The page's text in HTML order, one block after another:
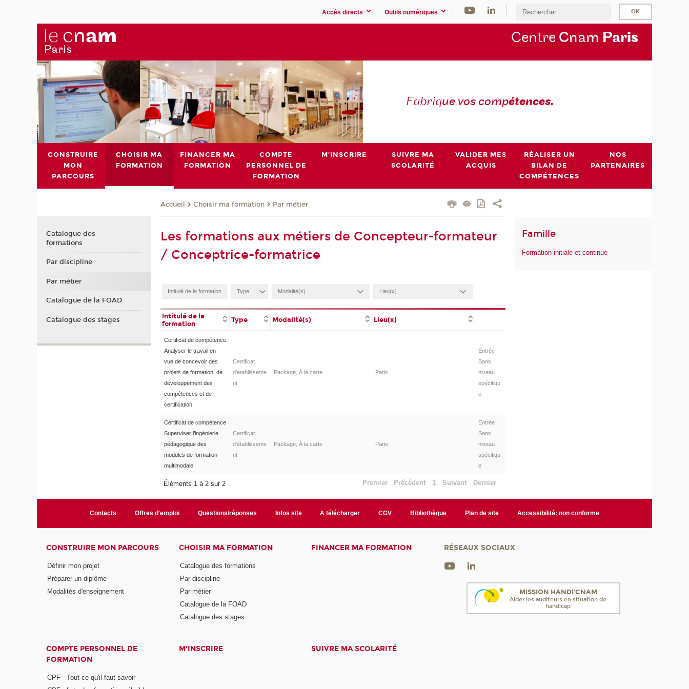
Accès directs Outils numériques
Centre Cnam Paris
Fabrique vos compétences.
CONSTRUIRE
MON
PARCOURS
CHOISIR MA
FORMATION
FINANCER MA
FORMATION
COMPTE
PERSONNEL DE
FORMATION
M'INSCRIRE
SUIVRE MA
SCOLARITÉ
VALIDER MES
ACQUIS
RÉALISER UN
BILAN DE
COMPÉTENCES
NOS
PARTENAIRES
Accueil Choisir ma formation Par métier
Les formations aux métiers de Concepteur-formateur
/ Conceptrice-formatrice
Intitulé de la
formation
Type Modalité(s) Lieu(x)
Certificat de compétence
Analyser le travail en
vue de concevoir des
projets de formation, de
développement des
compétences et de
certification
Certificat
d'établisseme
nt
Package, À la carte Paris
Entrée
Sans
niveau
spécifiqu
e
Certificat de compétence
Superviser l’ingénierie
pédagogique des
modules de formation
multimodale
Certificat
d'établisseme
nt
Package, À la carte Paris
Entrée
Sans
niveau
spécifiqu
e
Éléments 1 à 2 sur 2 Premier Précédent 1 Suivant Dernier
Famille
Formation initiale et continue
Catalogue des
formations
Par discipline
Par métier
Catalogue de la FOAD
Catalogue des stages
Contacts Offres d'emploi Questions/réponses Infos site A télécharger CGV Bibliothèque Plan de site Accessibilité: non conforme
CONSTRUIRE MON PARCOURS
Définir mon projet
Préparer un diplôme
Modalités d'enseignement
CHOISIR MA FORMATION
Catalogue des formations
Par discipline
Par métier
Catalogue de la FOAD
Catalogue des stages
FINANCER MA FORMATION
COMPTE PERSONNEL DE
FORMATION
CPF - Tout ce qu'il faut savoir
M'INSCRIRE SUIVRE MA SCOLARITÉ
RÉSEAUX SOCIAUX
MISSION HANDI'CNAM
Aider les auditeurs en situation de
handicap